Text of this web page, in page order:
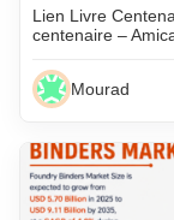
Lien Livre
centenaire –
Mourad